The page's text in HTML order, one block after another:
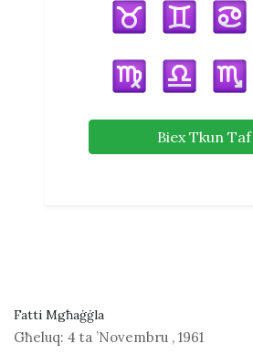
Biex Tkun Taf
Fatti Mgħaġġla
Għeluq: 4 ta ’Novembru , 1961